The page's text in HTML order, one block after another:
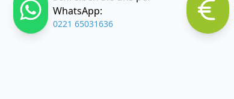
WhatsApp:
0221 65031636